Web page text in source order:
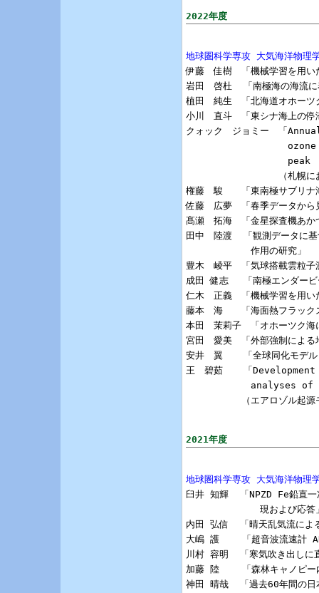
2022年度
地球圏科学専攻 大気海洋物理
伊藤　佳樹　「機械学習を用
岩田　啓杜  「南極海の海流に
植田　純生　「北海道オホー
小川　直斗　「東シナ海上の
クォック　ジョミー　
ozone in
peak
（札幌における対流
権藤　駿　　「東南極サブリ
佐藤　広夢　「春季データか
髙瀬　拓海　「金星探査機あ
田中　陸渡  「観測データ
作用の研究」
豊木　崚平　「気球搭載雲粒
成田 健志　 「南極エンダービ
仁木　正義　「機械学習を用
藤本　海　　「海面熱フラッ
本田　茉莉子　「オホーツク
宮田　愛美　「外部強制によ
安井　翼  　「全球同化モデ
王　碧茹  　「
analyses of
（エアロゾル起源モデ　
2021年度
地球圏科学専攻 大気海洋物理
臼井 知輝  「NPZD Fe鉛直一
現および応答
内田 弘信  「晴天乱気流によ
大嶋 護    「超音波流速計
川村 容明  「寒気吹き出しに
加藤 陸    「森林キャノピー
神田 晴哉  「過去60年間の日